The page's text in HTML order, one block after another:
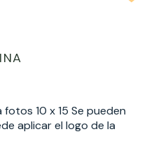
10 x 15 Se pueden
aplicar el logo de la